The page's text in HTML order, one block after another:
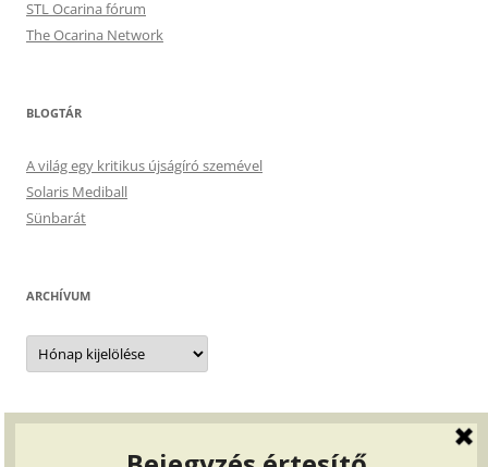
STL Ocarina fórum
The Ocarina Network
BLOGTÁR
A világ egy kritikus újságíró szemével
Solaris Mediball
Sünbarát
ARCHÍVUM
Archívum